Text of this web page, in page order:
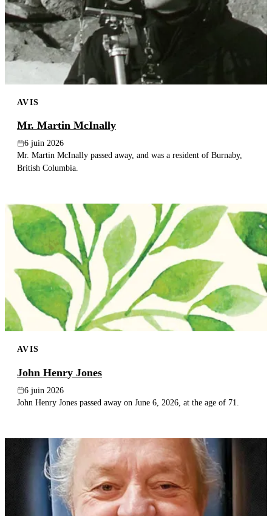
AVIS
Mr. Martin McInally
6 juin 2026
Mr. Martin McInally passed away, and was a resident of Burnaby,
British Columbia.
AVIS
John Henry Jones
6 juin 2026
John Henry Jones passed away on June 6, 2026, at the age of 71.